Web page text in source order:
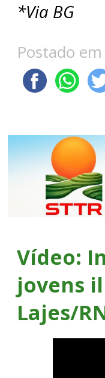
*Via BG
Postado
Vídeo:
jovens
Lajes/